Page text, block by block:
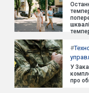
#
У
про